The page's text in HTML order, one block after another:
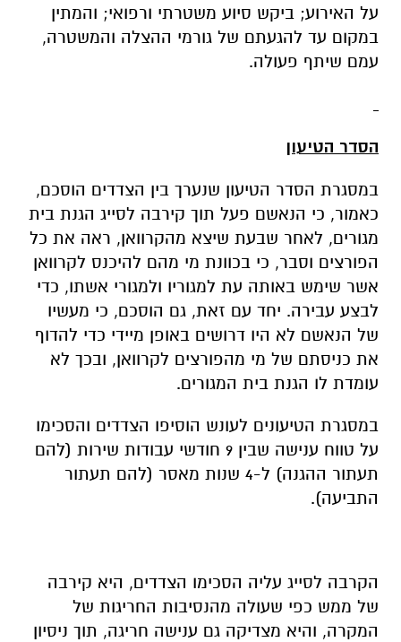
על האירוע; ביקש סיוע משטרתי ורפואי; והמתין
במקום עד להגעתם של גורמי ההצלה והמשטרה,
עמם שיתף פעולה.
הסדר הטיעון
במסגרת הסדר הטיעון שנערך בין הצדדים הוסכם,
כאמור, כי הנאשם פעל תוך קירבה לסייג הגנת בית
מגורים, לאחר שבעת שיצא מהקרוואן, ראה את כל
הפורצים וסבר, כי בכוונת מי מהם להיכנס לקרוואן
אשר שימש באותה עת למגוריו ולמגורי אשתו, כדי
לבצע עבירה. יחד עם זאת, גם הוסכם, כי מעשיו
של הנאשם לא היו דרושים באופן מיידי כדי להדוף
את כניסתם של מי מהפורצים לקרוואן, ובכך לא
עומדת לו הגנת בית המגורים.
במסגרת הטיעונים לעונש הוסיפו הצדדים והסכימו
על טווח ענישה שבין 9 חודשי עבודות שירות (להם
תעתור ההגנה) ל-4 שנות מאסר (להם תעתור
התביעה).
הקרבה לסייג עליה הסכימו הצדדים, היא קירבה
של ממש כפי שעולה מהנסיבות החריגות של
המקרה, והיא מצדיקה גם ענישה חריגה, תוך ניסיון